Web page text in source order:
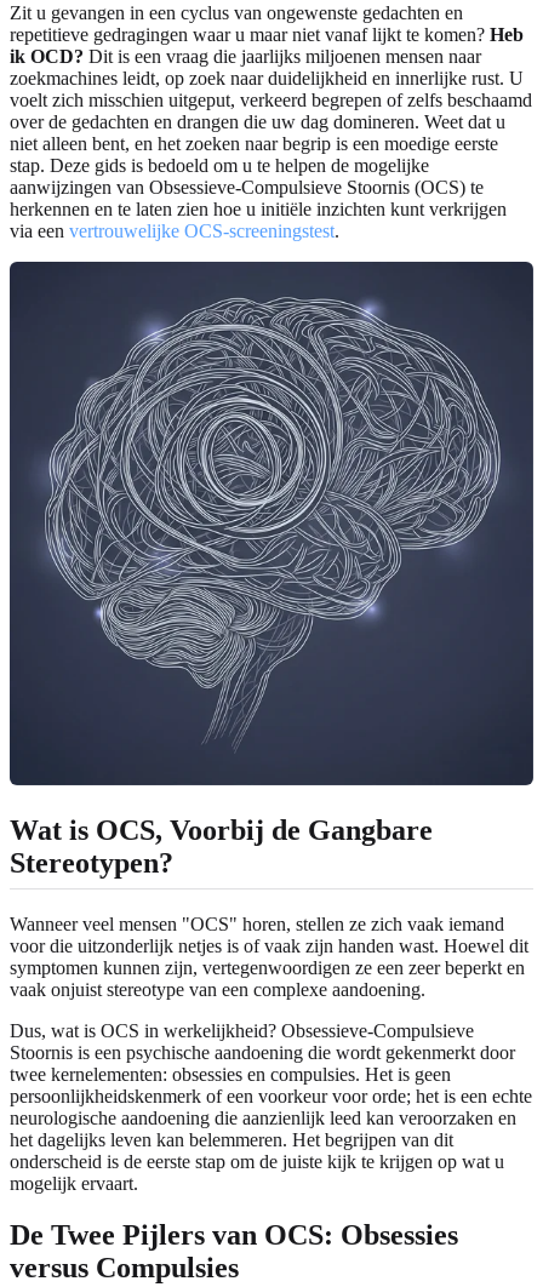
Zit u gevangen in een cyclus van ongewenste gedachten en
repetitieve gedragingen waar u maar niet vanaf lijkt te komen? Heb
ik OCD? Dit is een vraag die jaarlijks miljoenen mensen naar
zoekmachines leidt, op zoek naar duidelijkheid en innerlijke rust. U
voelt zich misschien uitgeput, verkeerd begrepen of zelfs beschaamd
over de gedachten en drangen die uw dag domineren. Weet dat u
niet alleen bent, en het zoeken naar begrip is een moedige eerste
stap. Deze gids is bedoeld om u te helpen de mogelijke
aanwijzingen van Obsessieve-Compulsieve Stoornis (OCS) te
herkennen en te laten zien hoe u initiële inzichten kunt verkrijgen
via een vertrouwelijke OCS-screeningstest.
Wat is OCS, Voorbij de Gangbare
Stereotypen?
Wanneer veel mensen "OCS" horen, stellen ze zich vaak iemand
voor die uitzonderlijk netjes is of vaak zijn handen wast. Hoewel dit
symptomen kunnen zijn, vertegenwoordigen ze een zeer beperkt en
vaak onjuist stereotype van een complexe aandoening.
Dus, wat is OCS in werkelijkheid? Obsessieve-Compulsieve
Stoornis is een psychische aandoening die wordt gekenmerkt door
twee kernelementen: obsessies en compulsies. Het is geen
persoonlijkheidskenmerk of een voorkeur voor orde; het is een echte
neurologische aandoening die aanzienlijk leed kan veroorzaken en
het dagelijks leven kan belemmeren. Het begrijpen van dit
onderscheid is de eerste stap om de juiste kijk te krijgen op wat u
mogelijk ervaart.
De Twee Pijlers van OCS: Obsessies
versus Compulsies